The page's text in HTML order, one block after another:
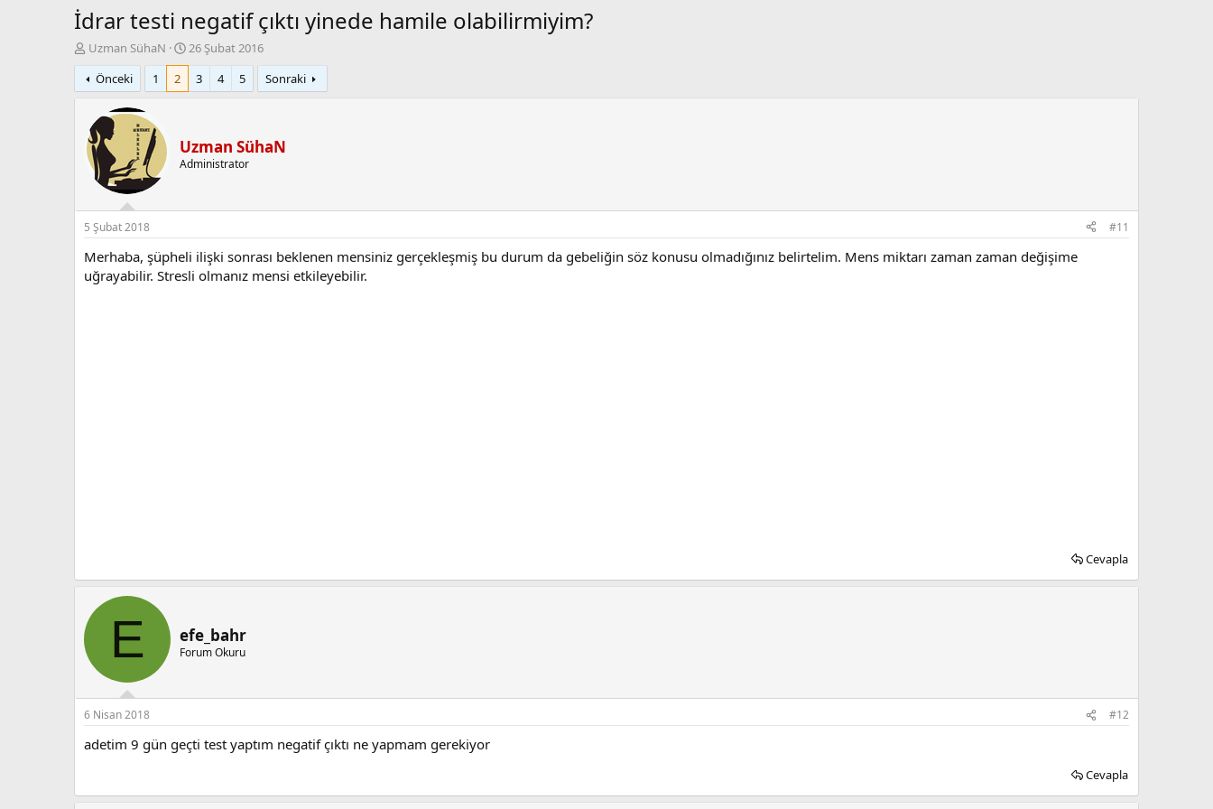
İdrar testi negatif çıktı yinede hamile olabilirmiyim?
K
o
n
b
y
u
b
l
a
t
a
n
Uzman SühaN
B
a
l
g
ı
a
i
h
i
26 Şubat 2016
Önceki
1 2 3 4 5 Sonraki
Uzman SühaN
Administrator
5 Şubat 2018 #11
Merhaba, şüpheli ilişki sonrası beklenen mensiniz gerçekleşmiş bu durum da gebeliğin söz konusu olmadığınız belirtelim. Mens miktarı zaman zaman değişime
uğrayabilir. Stresli olmanız mensi etkileyebilir.
Cevapla
E efe_bahr
Forum Okuru
6 Nisan 2018 #12
adetim 9 gün geçti test yaptım negatif çıktı ne yapmam gerekiyor
Cevapla